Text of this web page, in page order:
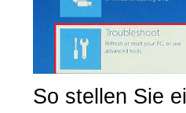
So stellen Sie